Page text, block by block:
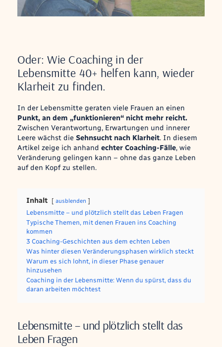
Oder: Wie Coaching in der
Lebensmitte 40+ helfen kann, wieder
Klarheit zu finden.
In der Lebensmitte geraten viele Frauen an einen
Punkt, an dem „funktionieren“ nicht mehr reicht.
Zwischen Verantwortung, Erwartungen und innerer
Leere wächst die Sehnsucht nach Klarheit. In diesem
Artikel zeige ich anhand echter Coaching-Fälle, wie
Veränderung gelingen kann – ohne das ganze Leben
auf den Kopf zu stellen.
Inhalt ausblenden
Lebensmitte – und plötzlich stellt das Leben Fragen
Typische Themen, mit denen Frauen ins Coaching
kommen
3 Coaching-Geschichten aus dem echten Leben
Was hinter diesen Veränderungsphasen wirklich steckt
Warum es sich lohnt, in dieser Phase genauer
hinzusehen
Coaching in der Lebensmitte: Wenn du spürst, dass du
daran arbeiten möchtest
Lebensmitte – und plötzlich stellt das
Leben Fragen